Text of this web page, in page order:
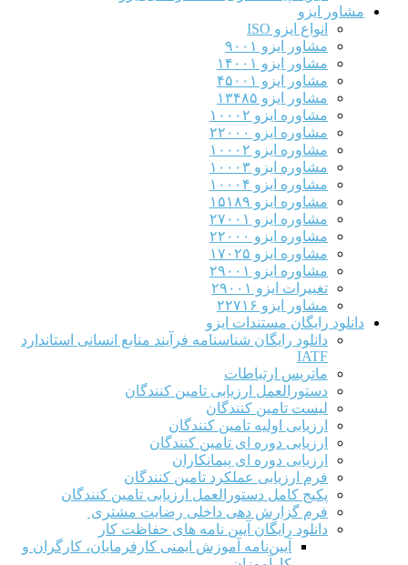
مشاور ایزو
انواع ایزو ISO
مشاور ایزو ۹۰۰۱
مشاور ایزو ۱۴۰۰۱
مشاور ایزو ۴۵۰۰۱
مشاور ایزو ۱۳۴۸۵
مشاوره ایزو ۱۰۰۰۲
مشاوره ایزو ۲۲۰۰۰
مشاوره ایزو ۱۰۰۰۲
مشاوره ایزو ۱۰۰۰۳
مشاوره ایزو ۱۰۰۰۴
مشاوره ایزو ۱۵۱۸۹
مشاوره ایزو ۲۷۰۰۱
مشاوره ایزو ۲۲۰۰۰
مشاوره ایزو ۱۷۰۲۵
مشاوره ایزو ۲۹۰۰۱
تغییرات ایزو ۲۹۰۰۱
مشاور ایزو ۲۲۷۱۶
دانلود رایگان مستندات ایزو
دانلود رایگان شناسنامه فرآیند منابع انسانی استاندارد
IATF
ماتریس ارتباطات
دستورالعمل ارزیابی تامین کنندگان
لیست تامین کنندگان
ارزیابی اولیه تامین کنندگان
ارزیابی دوره ای تامین کنندگان
ارزیابی دوره ای پیمانکاران
فرم ارزيابی عملکرد تامین کنندگان
پکیج کامل دستورالعمل ارزیابی تامین کنندگان
فرم گزارش دهی داخلی رضایت مشتری
دانلود رایگان آیین نامه های حفاظت کار
آیین‌نامه آموزش ایمنی کارفرمایان، کارگران و